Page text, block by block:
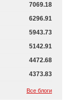
7069.18
6296.91
5943.73
5142.91
4472.68
4373.83
Все блоги